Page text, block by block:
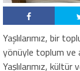
Yaşlılarımız, bir
yönüyle toplum ve
Yaşlılarımız,